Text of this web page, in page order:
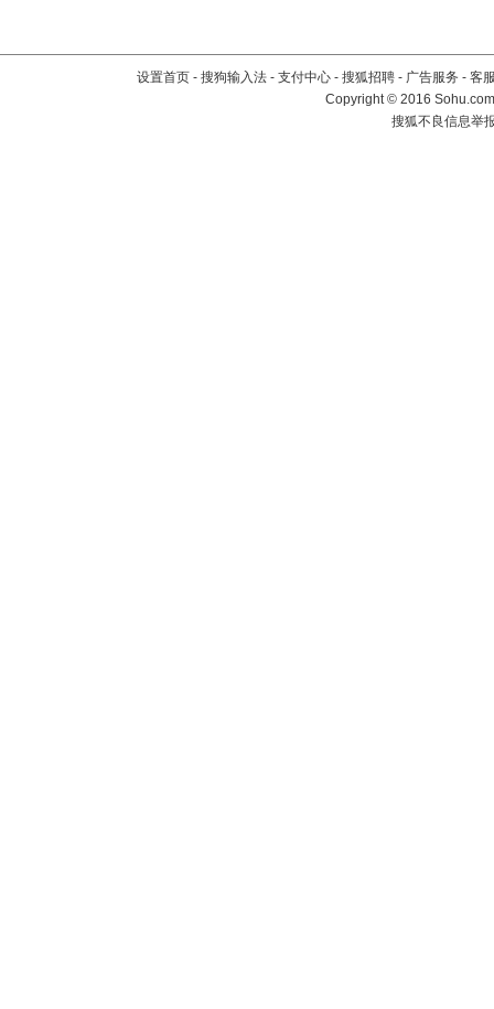
设置首页 - 搜狗输入法 - 支付中心 - 搜狐招聘 - 广告服务 - 客
Copyright©2016
搜狐不良信息举